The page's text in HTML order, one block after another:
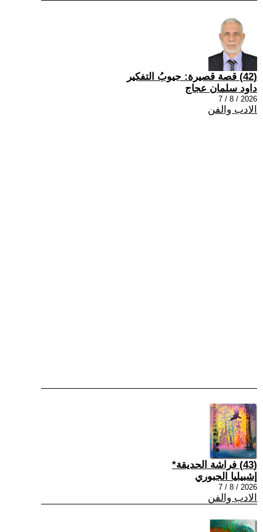
(42) قصة قصيرة: جيوبُ التفكير
داود سلمان عجاج
2026 / 8 / 7
الادب والفن
(43) فراشة الحديقة*
إشبيليا الجبوري
2026 / 8 / 7
الادب والفن